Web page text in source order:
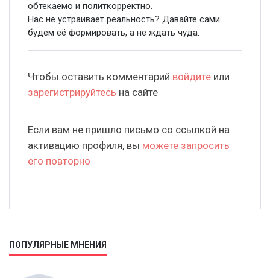
обтекаемо и политкорректно.
Нас не устраивает реальность? Давайте сами
будем её формировать, а не ждать чуда.
Чтобы оставить комментарий войдите или
зарегистрируйтесь на сайте
Если вам не пришло письмо со ссылкой на
активацию профиля, вы можете запросить
его повторно
ПОПУЛЯРНЫЕ МНЕНИЯ